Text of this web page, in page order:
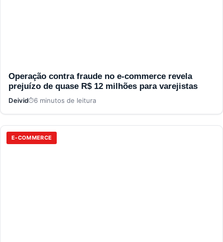
Operação contra fraude no e-commerce revela
prejuízo de quase R$ 12 milhões para varejistas
Deivid 6 minutos de leitura
E-COMMERCE